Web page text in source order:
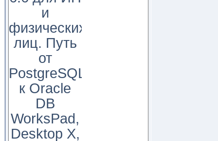
и
физических
лиц. Путь
от
PostgreSQL
к Oracle
DB
WorksPad,
Desktop X,